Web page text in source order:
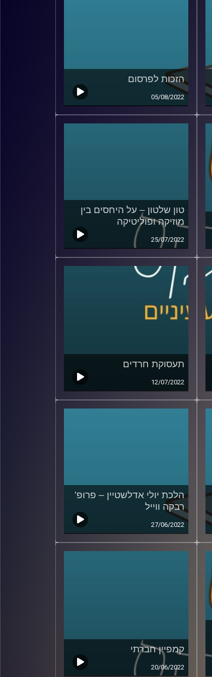
הזכות לפרסום
05/08/2022
טון שלטון – על היחסים בין
מוזיקה ופוליטיקה
25/07/2022
תעסוקת חרדים
12/07/2022
הלכת יולי אדלשטיין – פרופ'
רבקה ווייל
27/06/2022
קמפיין חברתי
20/06/2022